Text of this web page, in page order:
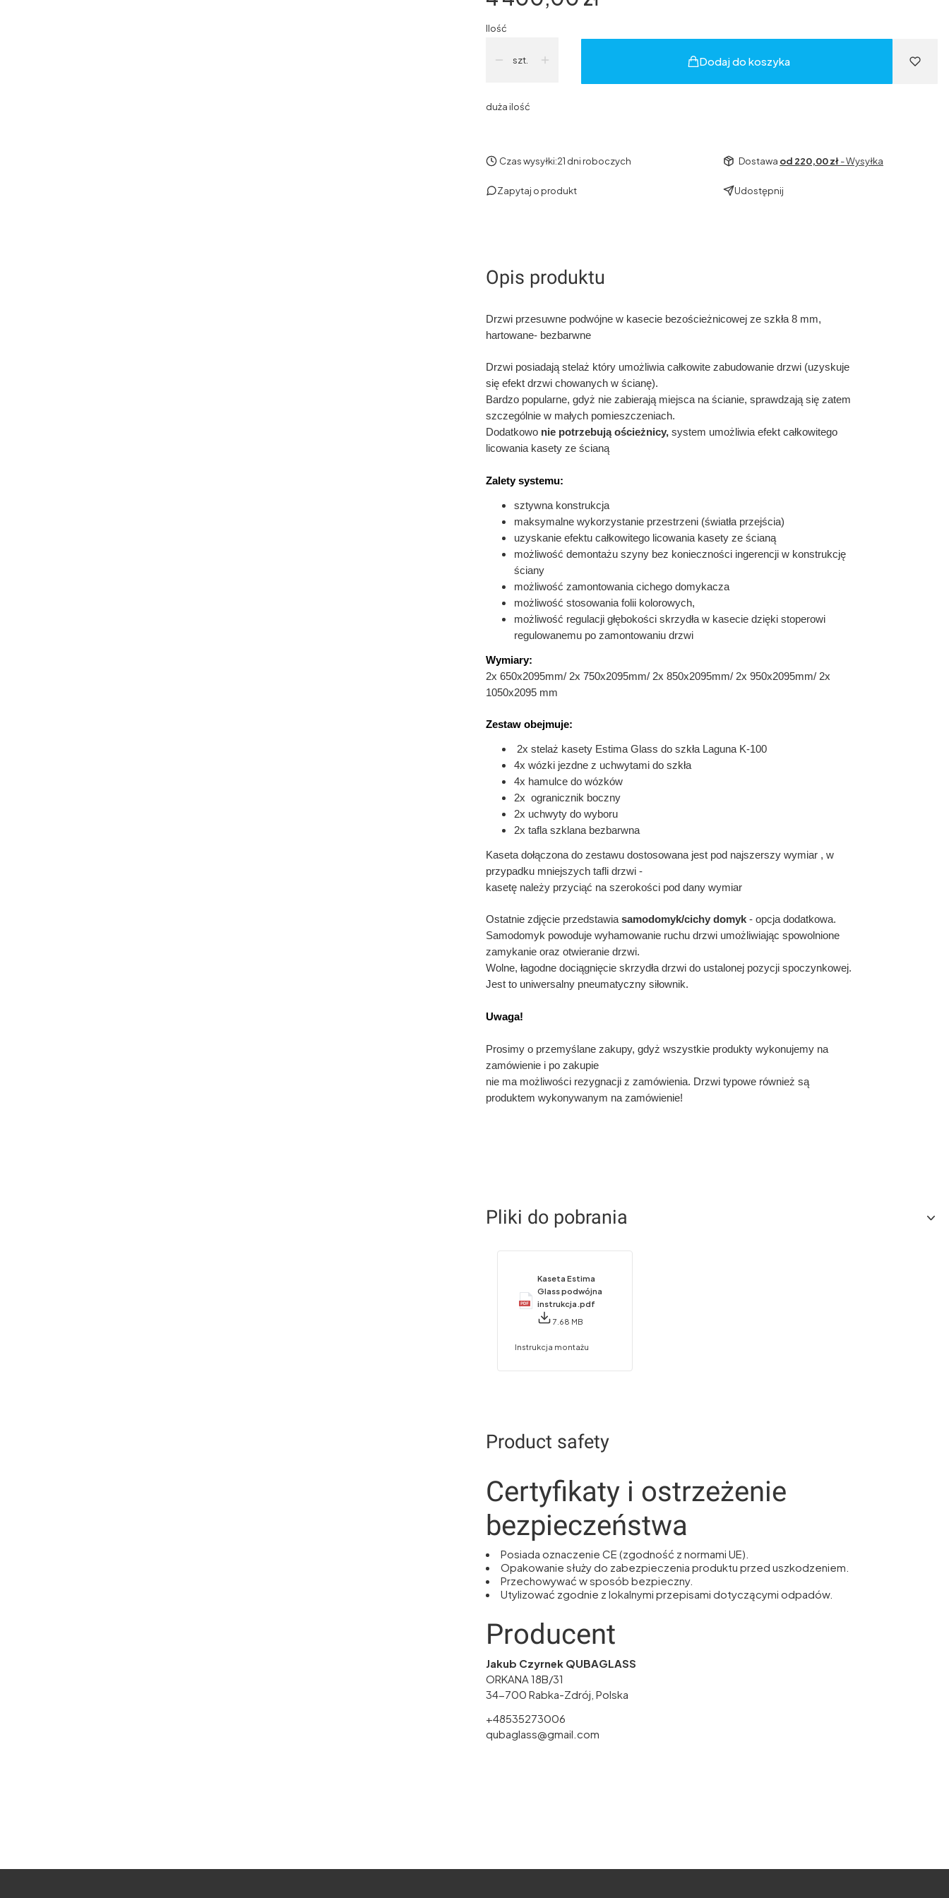
Ilość
szt. Dodaj do koszyka
duża ilość
Czas wysyłki:21 dni roboczych Dostawa od 220,00 zł- Wysyłka
Zapytaj o produkt Udostępnij
Opis produktu
Drzwi przesuwne podwójne w kasecie bezościeżnicowej ze szkła 8 mm,
hartowane- bezbarwne
Drzwi posiadają stelaż który umożliwia całkowite zabudowanie drzwi (uzyskuje
się efekt drzwi chowanych w ścianę).
Bardzo popularne, gdyż nie zabierają miejsca na ścianie, sprawdzają się zatem
szczególnie w małych pomieszczeniach.
Dodatkowo nie potrzebują ościeżnicy, system umożliwia efekt całkowitego
licowania kasety ze ścianą
Zalety systemu:
sztywna konstrukcja
maksymalne wykorzystanie przestrzeni (światła przejścia)
uzyskanie efektu całkowitego licowania kasety ze ścianą
możliwość demontażu szyny bez konieczności ingerencji w konstrukcję
ściany
możliwość zamontowania cichego domykacza
możliwość stosowania folii kolorowych,
możliwość regulacji głębokości skrzydła w kasecie dzięki stoperowi
regulowanemu po zamontowaniu drzwi
Wymiary:
2x 650x2095mm/ 2x 750x2095mm/ 2x 850x2095mm/ 2x 950x2095mm/ 2x
1050x2095 mm
Zestaw obejmuje:
2x stelaż kasety Estima Glass do szkła Laguna K-100
4x wózki jezdne z uchwytami do szkła
4x hamulce do wózków
2x ogranicznik boczny
2x uchwyty do wyboru
2x tafla szklana bezbarwna
Kaseta dołączona do zestawu dostosowana jest pod najszerszy wymiar , w
przypadku mniejszych tafli drzwi -
kasetę należy przyciąć na szerokości pod dany wymiar
Ostatnie zdjęcie przedstawia samodomyk/cichy domyk - opcja dodatkowa.
Samodomyk powoduje wyhamowanie ruchu drzwi umożliwiając spowolnione
zamykanie oraz otwieranie drzwi.
Wolne, łagodne dociągnięcie skrzydła drzwi do ustalonej pozycji spoczynkowej.
Jest to uniwersalny pneumatyczny siłownik.
Uwaga!
Prosimy o przemyślane zakupy, gdyż wszystkie produkty wykonujemy na
zamówienie i po zakupie
nie ma możliwości rezygnacji z zamówienia. Drzwi typowe również są
produktem wykonywanym na zamówienie!
Pliki do pobrania
Kaseta Estima
Glass podwójna
instrukcja.pdf
7.68 MB
Instrukcja montażu
Product safety
Certyfikaty i ostrzeżenie
bezpieczeństwa
Posiada oznaczenie CE (zgodność z normami UE).
Opakowanie służy do zabezpieczenia produktu przed uszkodzeniem.
Przechowywać w sposób bezpieczny.
Utylizować zgodnie z lokalnymi przepisami dotyczącymi odpadów.
Producent
Jakub Czyrnek QUBAGLASS
ORKANA 18B/31
34-700 Rabka-Zdrój, Polska
+48535273006
qubaglass@gmail.com